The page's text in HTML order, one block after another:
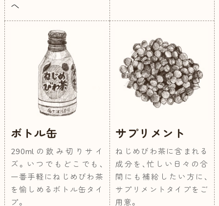
へ
ボトル缶
290mlの飲み切りサイ
ズ。いつでもどこでも、
一番手軽にねじめびわ茶
を愉しめるボトル缶タイ
プ。
サプリメント
ねじめびわ茶に含まれる
成分を、忙しい日々の合
間にも補給したい方に、
サプリメントタイプをご
用意。